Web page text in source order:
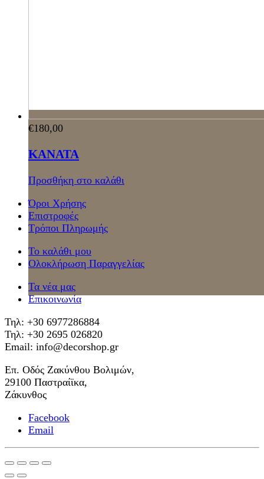
€180,00
ΚΑΝΑΤΑ
Προσθήκη στο καλάθι
Όροι Χρήσης
Επιστροφές
Τρόποι Πληρωμής
Το καλάθι μου
Ολοκλήρωση Παραγγελίας
Τα νέα μας
Επικοινωνία
Τηλ: +30 6977286884
Τηλ: +30 2695 026820
Email: info@decorshop.gr
Επ. Οδός Ζακύνθου Βολιμών,
29100 Παστραίϊκα,
Ζάκυνθος
Facebook
Email